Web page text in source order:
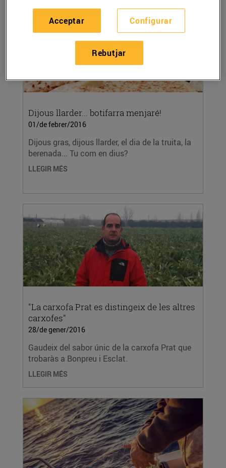
Dijous llarder... botifarra menjaré!
01/de febrer/2016
Dijous gras, dijous llarder, el dia de la truita, la
berenada... Tu com en dius?
LLEGIR MÉS
"La carxofa Prat es distingeix de les altres
carxofes"
28/de gener/2016
Gaudeix del sabor únic de la carxofa Prat que
trobaràs a Bonpreu i Esclat.
LLEGIR MÉS
Configurar
Rebutjar
Acceptar